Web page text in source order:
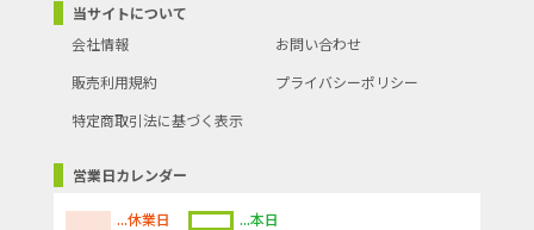
当サイトについて
会社情報
お問い合わせ
販売利用規約
プライバシーポリシー
特定商取引法に基づく表示
営業日カレンダー
...休業日
...本日